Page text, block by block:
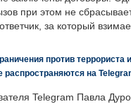
при этом не
за который
против террориста и
распространяются на
Telegram Павла